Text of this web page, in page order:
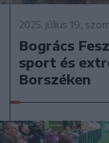
2025. július 19.,
Bogrács
sport és
Borszéken